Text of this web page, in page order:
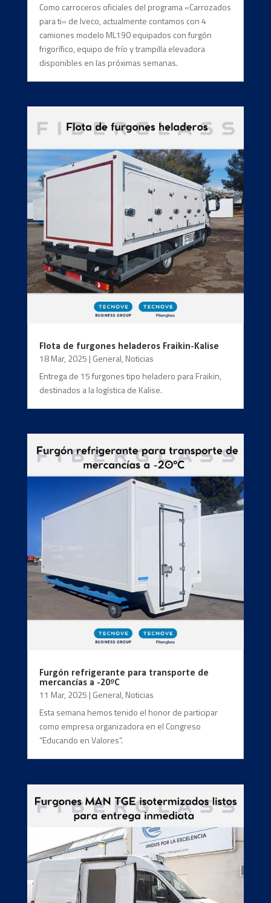
Como carroceros oficiales del programa «Carrozados
para ti» de Iveco, actualmente contamos con 4
camiones modelo ML190 equipados con furgón
frigorífico, equipo de frío y trampilla elevadora
disponibles en las próximas semanas.
Flota de furgones heladeros Fraikin-Kalise
18 Mar, 2025 | General, Noticias
Entrega de 15 furgones tipo heladero para Fraikin,
destinados a la logística de Kalise.
Furgón refrigerante para transporte de
mercancías a -20ºC
11 Mar, 2025 | General, Noticias
Esta semana hemos tenido el honor de participar
como empresa organizadora en el Congreso
“Educando en Valores”.